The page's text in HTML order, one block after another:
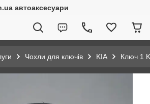
автоаксесуари
Чохли для ключів KIA Ключ 1